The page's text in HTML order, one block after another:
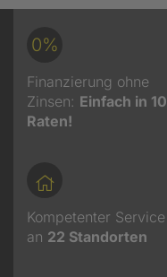
0%
Finanzierung ohne
Zinsen: Einfach in 10
Raten!
Kompetenter Service
an 22 Standorten